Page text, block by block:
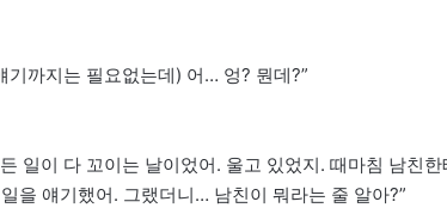
기까지는 필요없는데) 어… 엉? 뭔데?”
일이 다 꼬이는 날이었어. 울고 있었지. 때마침 남친
을 얘기했어. 그랬더니… 남친이 뭐라는 줄 알아?”